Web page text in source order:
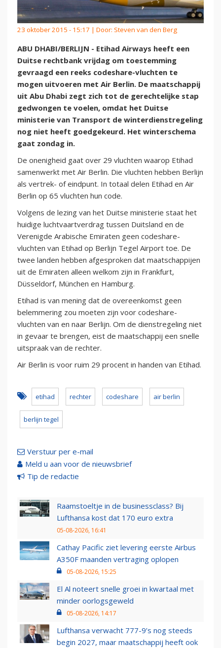
23 oktober 2015 - 15:17 | Door: Steven van den Berg
ABU DHABI/BERLIJN - Etihad Airways heeft een
Duitse rechtbank vrijdag om toestemming
gevraagd een reeks codeshare-vluchten te
mogen uitvoeren met Air Berlin. De maatschappij
uit Abu Dhabi zegt zich tot de gerechtelijke stap
gedwongen te voelen, omdat het Duitse
ministerie van Transport de winterdienstregeling
nog niet heeft goedgekeurd. Het winterschema
gaat zondag in.
De onenigheid gaat over 29 vluchten waarop Etihad
samenwerkt met Air Berlin. Die vluchten hebben Berlijn
als vertrek- of eindpunt. In totaal delen Etihad en Air
Berlin op 65 vluchten hun code.
Volgens de lezing van het Duitse ministerie staat het
huidige luchtvaartverdrag tussen Duitsland en de
Verenigde Arabische Emiraten geen codeshare-
vluchten van Etihad op Berlijn Tegel Airport toe. De
twee landen hebben afgesproken dat maatschappijen
uit de Emiraten alleen welkom zijn in Frankfurt,
Düsseldorf, München en Hamburg.
Etihad is van mening dat de overeenkomst geen
belemmering zou moeten zijn voor codeshare-
vluchten van en naar Berlijn. Om de dienstregeling niet
in gevaar te brengen, eist de maatschappij een snelle
uitspraak van de rechter.
Air Berlin is voor ruim 29 procent in handen van Etihad.
etihad rechter codeshare air berlin
berlijn tegel
Verstuur per e-mail
Meld u aan voor de nieuwsbrief
Tip de redactie
Raamstoeltje in de businessclass? Bij
Lufthansa kost dat 170 euro extra
05-08-2026, 16:41
Cathay Pacific ziet levering eerste Airbus
A350F maanden vertraging oplopen
05-08-2026, 15:25
El Al noteert snelle groei in kwartaal met
minder oorlogsgeweld
05-08-2026, 14:17
Lufthansa verwacht 777-9’s nog steeds
begin 2027, maar maatschappij heeft ook